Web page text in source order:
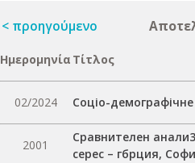
< προηγούμενο
Ημερομηνία Τίτλος
02/2024 Соціо-
2001
Сравнителен
серес – гбрция,